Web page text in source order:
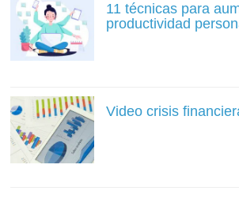
11 técnicas para
productividad
Video crisis